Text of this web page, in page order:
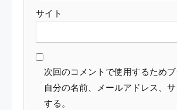
サイト
次回のコメントで使用するため
自分の名前、メールアドレス、
する。